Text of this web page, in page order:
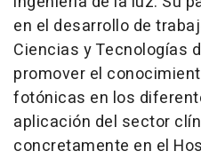
en el desarrollo de
Ciencias y Tecnologías
promover el
fotónicas en los
aplicación del sector
concretamente en el